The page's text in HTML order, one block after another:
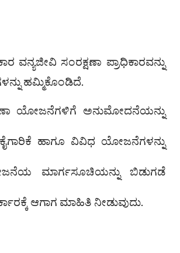
ವನ್ಯಜೀವಿ ಸಂರಕ್ಷಣಾ ಪ್ರಾಧಿಕಾರವನ್ನು
ಹಮ್ಮಿಕೊಂಡಿದೆ.
ಯೋಜನೆಗಳಿಗೆ ಅನುಮೋದನೆಯನ್ನು
ಹಾಗೂ ವಿವಿಧ ಯೋಜನೆಗಳನ್ನು
ಮಾರ್ಗಸೂಚಿಯನ್ನು ಬಿಡುಗಡೆ
ಆಗಾಗ ಮಾಹಿತಿ ನೀಡುವುದು.